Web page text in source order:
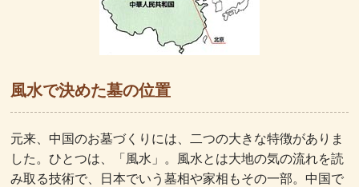
風水で決めた墓の位置
元来、中国のお墓づくりには、二つの大きな特徴がありま
した。ひとつは、「風水」。風水とは大地の気の流れを読
み取る技術で、日本でいう墓相や家相もその一部。中国で